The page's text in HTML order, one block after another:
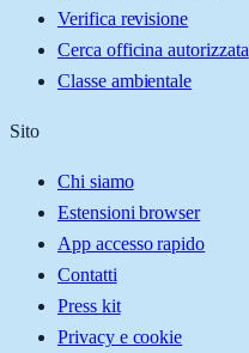
Verifica revisione
Cerca officina autorizzata
Classe ambientale
Sito
Chi siamo
Estensioni browser
App accesso rapido
Contatti
Press kit
Privacy e cookie